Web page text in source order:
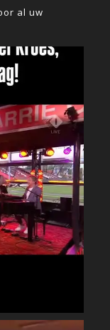
al uw